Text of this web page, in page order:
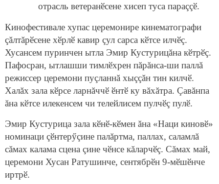
отрасль ветеранӗсене хисеп туса параççӗ.
Кинофестивале хупас церемонире кинематографи
çăлтăрӗсене хӗрлӗ кавир çул сарса кӗтсе илчӗç.
Хусансем пуринчен ытла Эмир Кустурицăна кӗтрӗç.
Пафосран, ытлашши тимлӗхрен пăрăнса-ши паллă
режиссер церемони пуçланнă хыççăн тин килчӗ.
Халăх зала кӗрсе ларнăччӗ ӗнтӗ ку вăхăтра. Çавăнпа
ăна кӗтсе илекенсем чи телейлисем пулчӗç пулӗ.
Эмир Кустурица зала кӗнӗ-кӗмен ăна «Наци киновӗ»
номинаци çӗнтерӳçине палăртма, паллах, саламлă
сăмах калама сцена çине чӗнсе кăларчӗç. Сăмах май,
церемони Хусан Ратушинче, сентябрӗн 9-мӗшӗнче
иртрӗ.